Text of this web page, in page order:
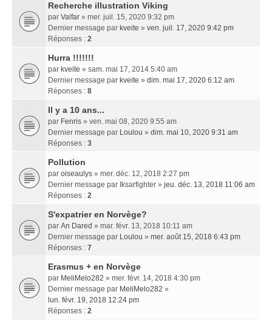
Recherche illustration Viking
par Valfar » mer. juil. 15, 2020 9:32 pm
Dernier message par kveite » ven. juil. 17, 2020 9:42 pm
Réponses : 2
Hurra !!!!!!!
par kveite » sam. mai 17, 2014 5:40 am
Dernier message par kveite » dim. mai 17, 2020 6:12 am
Réponses : 8
Il y a 10 ans...
par Fenris » ven. mai 08, 2020 9:55 am
Dernier message par Loulou » dim. mai 10, 2020 9:31 am
Réponses : 3
Pollution
par oiseaulys » mer. déc. 12, 2018 2:27 pm
Dernier message par Iksarfighter » jeu. déc. 13, 2018 11:06 am
Réponses : 2
S'expatrier en Norvège?
par An Dared » mar. févr. 13, 2018 10:11 am
Dernier message par Loulou » mer. août 15, 2018 6:43 pm
Réponses : 7
Erasmus + en Norvège
par MeliMelo282 » mer. févr. 14, 2018 4:30 pm
Dernier message par MeliMelo282 »
lun. févr. 19, 2018 12:24 pm
Réponses : 2